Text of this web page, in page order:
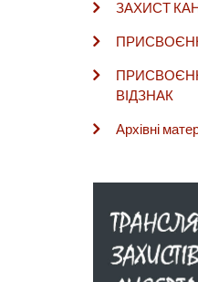
ЗАХИСТ
ВІДЗНАК
Архівні